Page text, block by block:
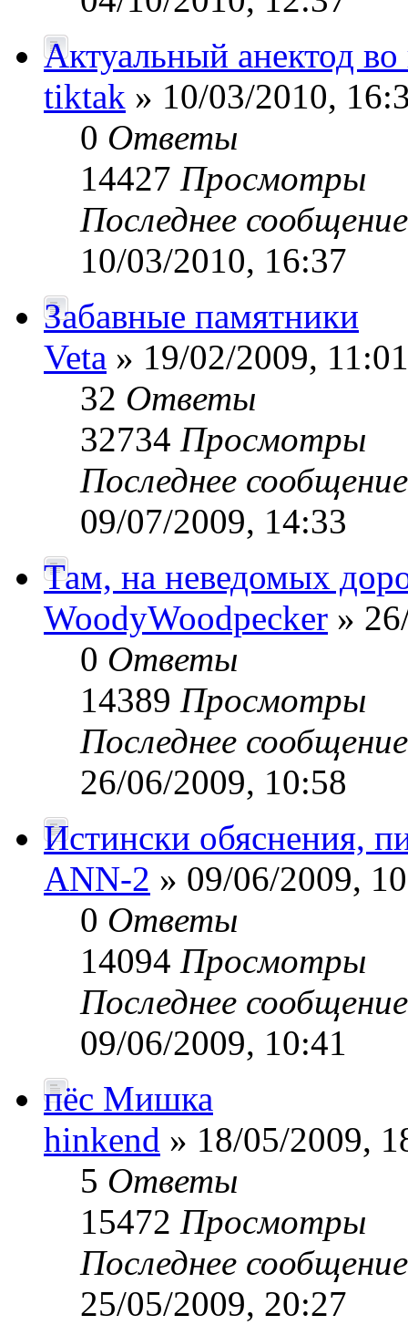
Актуальный анектод во
tiktak » 10/03/2010,
0 Ответы
14427 Просмотры
Последнее
10/03/2010, 16:37
Забавные памятники
Veta » 19/02/2009, 11:01
32 Ответы
32734 Просмотры
Последнее
09/07/2009, 14:33
Там, на неведомых
WoodyWoodpecker »
0 Ответы
14389 Просмотры
Последнее
26/06/2009, 10:58
Истински обяснения,
ANN-2 » 09/06/2009,
0 Ответы
14094 Просмотры
Последнее
09/06/2009, 10:41
пёс Мишка
hinkend » 18/05/2009,
5 Ответы
15472 Просмотры
Последнее
25/05/2009, 20:27